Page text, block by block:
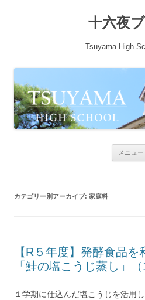
十六夜
Tsuyama High
メニュー
カテゴリー別アーカイブ: 家庭科
【R５年度】発酵食品
「鮭の塩こうじ蒸し」（
１学期に仕込んだ塩こうじを活用